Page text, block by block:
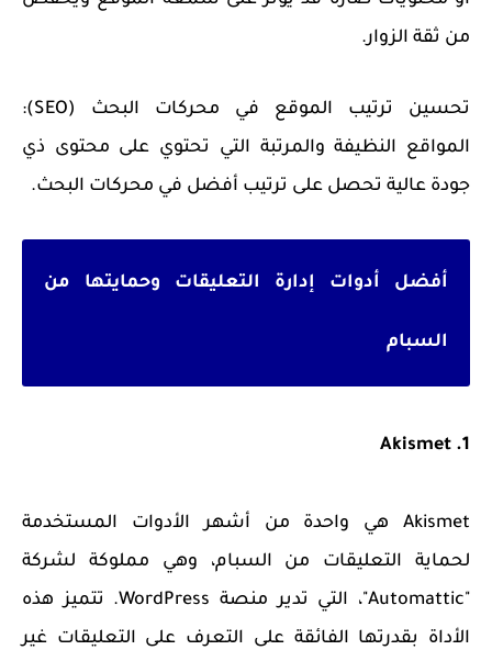
من ثقة الزوار.
تحسين ترتيب الموقع في محركات البحث (SEO):
المواقع النظيفة والمرتبة التي تحتوي على محتوى ذي
جودة عالية تحصل على ترتيب أفضل في محركات البحث.
أفضل أدوات إدارة التعليقات وحمايتها من
السبام
1. Akismet
Akismet هي واحدة من أشهر الأدوات المستخدمة
لحماية التعليقات من السبام، وهي مملوكة لشركة
"Automattic"، التي تدير منصة WordPress. تتميز هذه
الأداة بقدرتها الفائقة على التعرف على التعليقات غير